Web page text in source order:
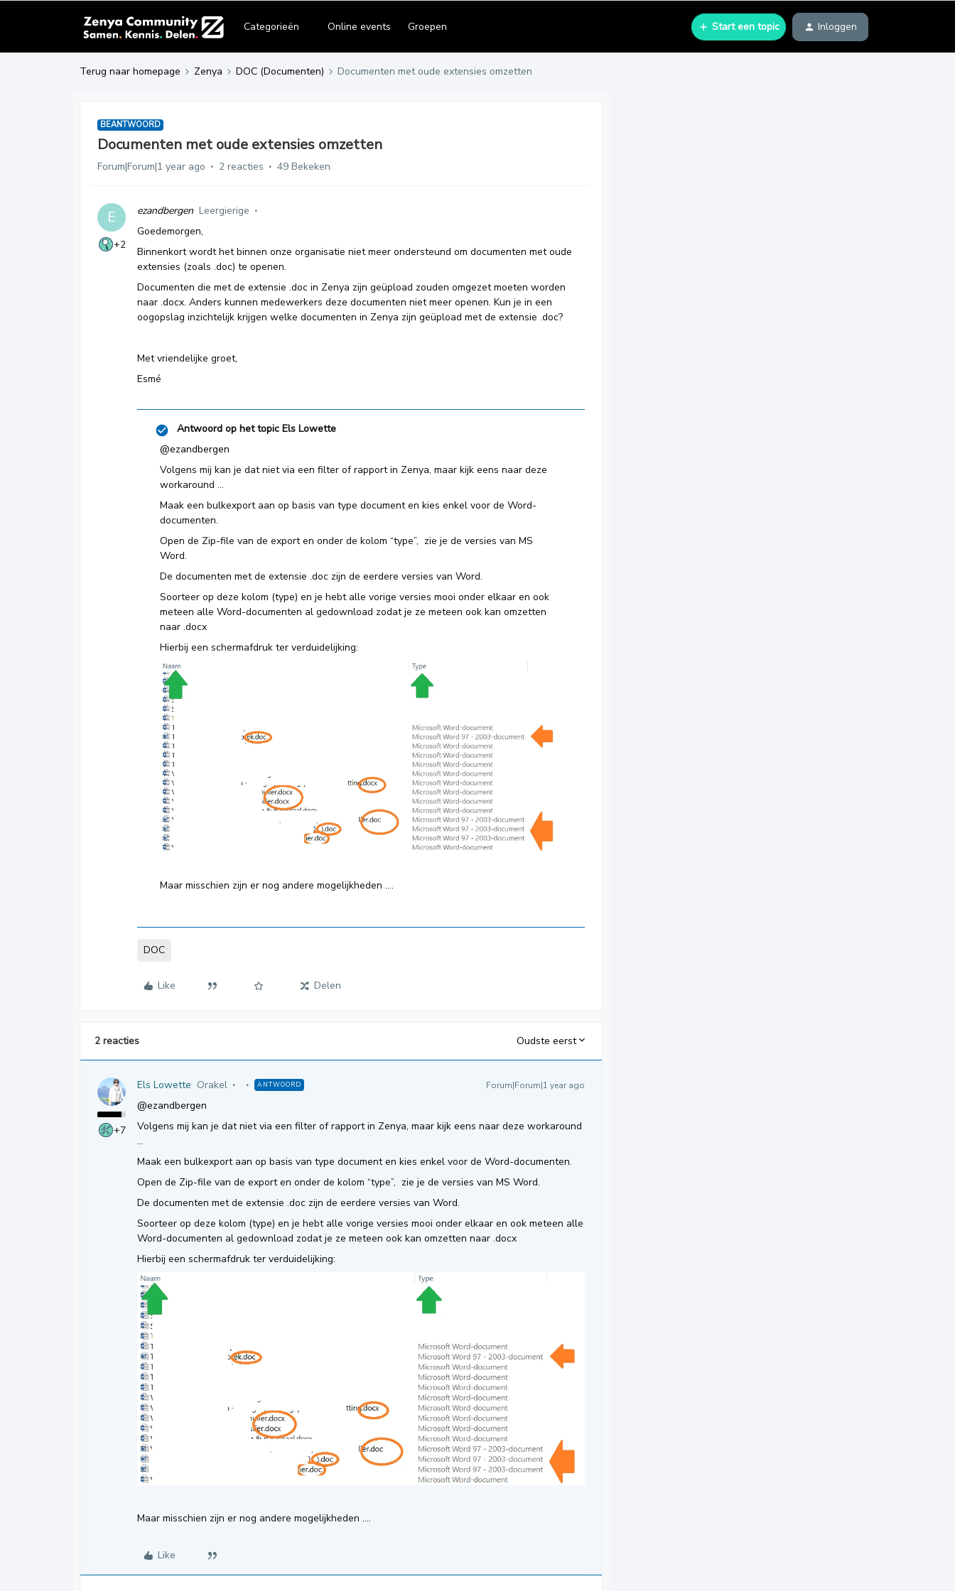
Categorieën Online events Groepen Start een topic Inloggen
Terug naar homepage Zenya DOC (Documenten) Documenten met oude extensies omzetten
BEANTWOORD
Documenten met oude extensies omzetten
Forum|Forum|1 year ago 2 reacties 49 Bekeken
E
+2
ezandbergen Leergierige
Goedemorgen,
Binnenkort wordt het binnen onze organisatie niet meer ondersteund om documenten met oude
extensies (zoals .doc) te openen.
Documenten die met de extensie .doc in Zenya zijn geüpload zouden omgezet moeten worden
naar .docx. Anders kunnen medewerkers deze documenten niet meer openen. Kun je in een
oogopslag inzichtelijk krijgen welke documenten in Zenya zijn geüpload met de extensie .doc?
Met vriendelijke groet,
Esmé
Antwoord op het topic Els Lowette
@ezandbergen
Volgens mij kan je dat niet via een filter of rapport in Zenya, maar kijk eens naar deze
workaround ...
Maak een bulkexport aan op basis van type document en kies enkel voor de Word-
documenten.
Open de Zip-file van de export en onder de kolom “type”, zie je de versies van MS
Word.
De documenten met de extensie .doc zijn de eerdere versies van Word.
Soorteer op deze kolom (type) en je hebt alle vorige versies mooi onder elkaar en ook
meteen alle Word-documenten al gedownload zodat je ze meteen ook kan omzetten
naar .docx
Hierbij een schermafdruk ter verduidelijking:
Maar misschien zijn er nog andere mogelijkheden ….
DOC
Like Delen
2 reacties Oudste eerst
+7
Els Lowette Orakel ANTWOORD Forum|Forum|1 year ago
@ezandbergen
Volgens mij kan je dat niet via een filter of rapport in Zenya, maar kijk eens naar deze workaround
...
Maak een bulkexport aan op basis van type document en kies enkel voor de Word-documenten.
Open de Zip-file van de export en onder de kolom “type”, zie je de versies van MS Word.
De documenten met de extensie .doc zijn de eerdere versies van Word.
Soorteer op deze kolom (type) en je hebt alle vorige versies mooi onder elkaar en ook meteen alle
Word-documenten al gedownload zodat je ze meteen ook kan omzetten naar .docx
Hierbij een schermafdruk ter verduidelijking:
Maar misschien zijn er nog andere mogelijkheden ….
Like